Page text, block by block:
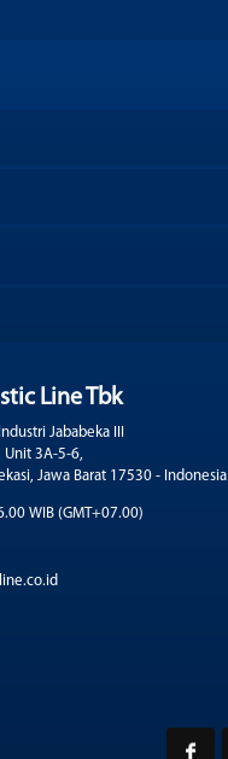
Line Tbk
Jababeka III
Unit 3A-5-6,
Jawa Barat 17530 - Indonesia
WIB (GMT+07.00)